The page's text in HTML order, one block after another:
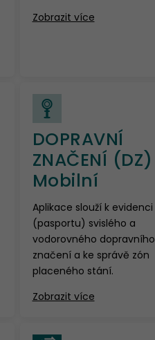
Zobrazit více
DOPRAVNÍ
ZNAČENÍ (DZ)
Mobilní
Aplikace slouží k evidenci
(pasportu) svislého a
vodorovného dopravního
značení a ke správě zón
placeného stání.
Zobrazit více